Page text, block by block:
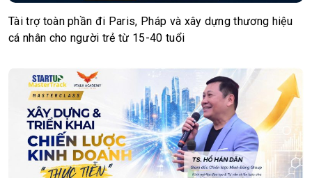
Tài trợ toàn phần đi Paris, Pháp và xây dựng thương hiệu
cá nhân cho người trẻ từ 15-40 tuổi